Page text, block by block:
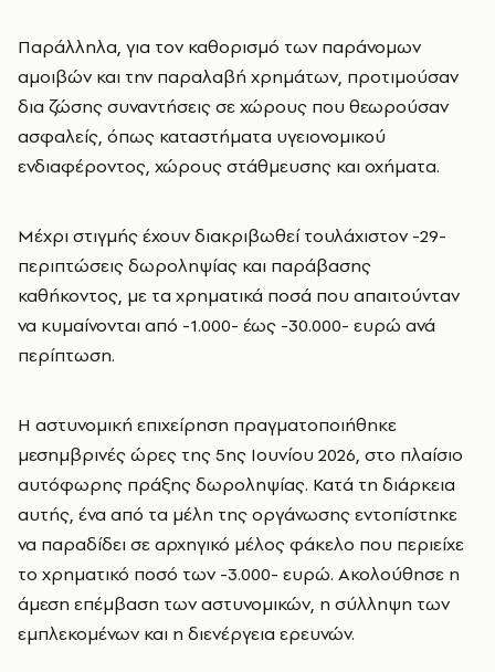
Παράλληλα, για τον καθορισμό των παράνομων
αμοιβών και την παραλαβή χρημάτων, προτιμούσαν
δια ζώσης συναντήσεις σε χώρους που θεωρούσαν
ασφαλείς, όπως καταστήματα υγειονομικού
ενδιαφέροντος, χώρους στάθμευσης και οχήματα.
Μέχρι στιγμής έχουν διακριβωθεί τουλάχιστον -29-
περιπτώσεις δωροληψίας και παράβασης
καθήκοντος, με τα χρηματικά ποσά που απαιτούνταν
να κυμαίνονται από -1.000- έως -30.000- ευρώ ανά
περίπτωση.
Η αστυνομική επιχείρηση πραγματοποιήθηκε
μεσημβρινές ώρες της 5ης Ιουνίου 2026, στο πλαίσιο
αυτόφωρης πράξης δωροληψίας. Κατά τη διάρκεια
αυτής, ένα από τα μέλη της οργάνωσης εντοπίστηκε
να παραδίδει σε αρχηγικό μέλος φάκελο που περιείχε
το χρηματικό ποσό των -3.000- ευρώ. Ακολούθησε η
άμεση επέμβαση των αστυνομικών, η σύλληψη των
εμπλεκομένων και η διενέργεια ερευνών.